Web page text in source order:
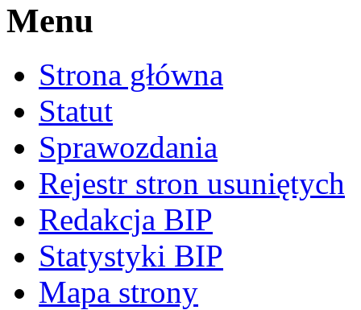
Menu
Strona główna
Statut
Sprawozdania
Rejestr stron usuniętych
Redakcja BIP
Statystyki BIP
Mapa strony